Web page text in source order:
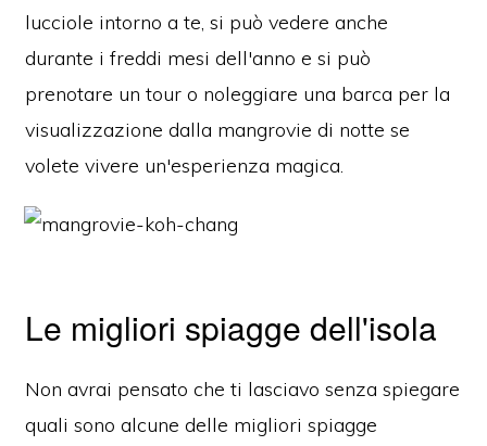
lucciole intorno a te, si può vedere anche
durante i freddi mesi dell'anno e si può
prenotare un tour o noleggiare una barca per la
visualizzazione dalla mangrovie di notte se
volete vivere un'esperienza magica.
Le migliori spiagge dell'isola
Non avrai pensato che ti lasciavo senza spiegare
quali sono alcune delle migliori spiagge